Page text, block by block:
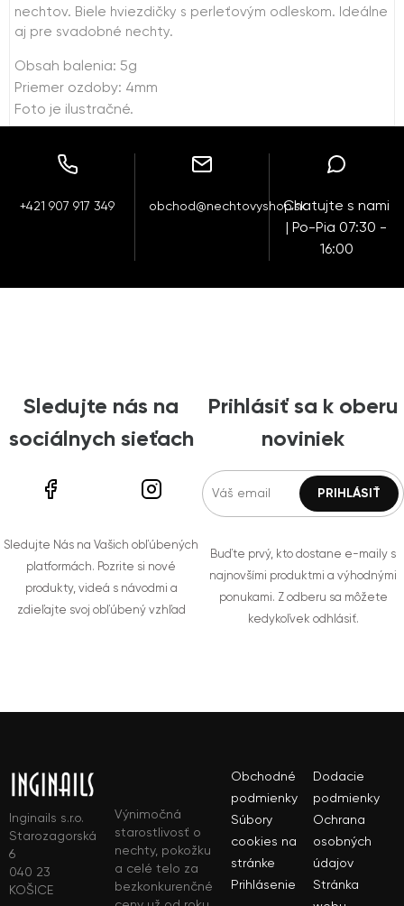
nechtov. Biele hviezdičky s perleťovým odleskom. Ideálne
aj pre svadobné nechty.
Obsah balenia: 5g
Priemer ozdoby: 4mm
Foto je ilustračné.
+421 907 917 349 obchod@nechtovyshop.skChatujte s nami
| Po-Pia 07:30 -
16:00
Sledujte nás na
sociálnych sieťach
Sledujte Nás na Vašich obľúbených
platformách. Pozrite si nové
produkty, videá s návodmi a
zdieľajte svoj obľúbený vzhľad
Prihlásiť sa k oberu
noviniek
Buďte prvý, kto dostane e-maily s
najnovšími produktmi a výhodnými
ponukami. Z odberu sa môžete
kedykoľvek odhlásiť.
Inginails s.r.o.
Starozagorská
6
040 23
KOŠICE
Výnimočná
starostlivosť o
nechty, pokožku
a celé telo za
bezkonkurenčné
Obchodné
podmienky
Dodacie
podmienky
Súbory
cookies na
stránke
Ochrana
osobných
údajov
Prihlásenie
Stránka